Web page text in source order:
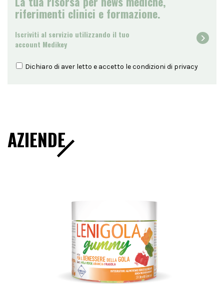
riferimenti clinici e formazione.
Iscriviti al servizio utilizzando il tuo
account Medikey
Dichiaro di aver letto e accetto le condizioni di privacy
AZIENDE